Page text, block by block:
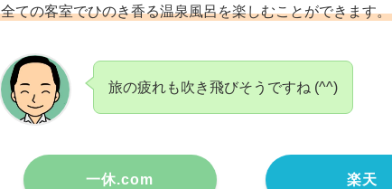
全ての客室でひのき香る温泉風呂を楽しむことができます。
旅の疲れも吹き飛びそうですね (^^)
一休.com 楽天